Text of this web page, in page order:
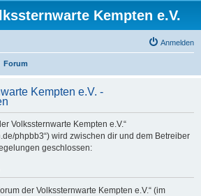
Kempten e.V.
Anmelden
Forum
Kempten e.V. -
Volkssternwarte Kempten e.V.“
phpbb3“) wird zwischen dir und dem Betreiber
geschlossen:
der Volkssternwarte Kempten e.V.“ (im